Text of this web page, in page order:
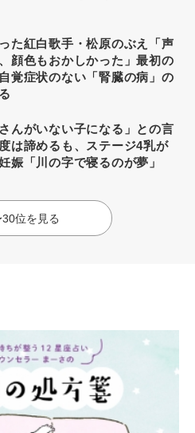
た紅白歌手・松原のぶえ「声
顔色もおかしかった」最初の
覚症状のない「腎臓の病」の
さんがいない子になる」との言
は諦めるも、ステージ4乳が
娠「川の字で寝るのが夢」
位を見る